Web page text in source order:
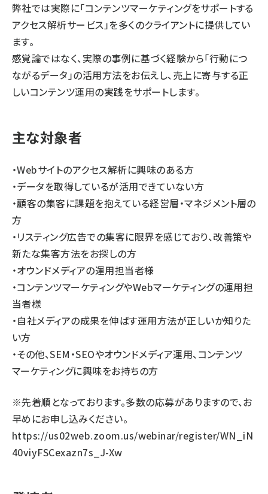
弊社では実際に「コンテンツマーケティングをサポートする
アクセス解析サービス」を多くのクライアントに提供してい
ます。
感覚論ではなく、実際の事例に基づく経験から「行動につ
ながるデータ」の活用方法をお伝えし、売上に寄与する正
しいコンテンツ運用の実践をサポートします。
主な対象者
・Webサイトのアクセス解析に興味のある方
・データを取得しているが活用できていない方
・顧客の集客に課題を抱えている経営層・マネジメント層の
方
・リスティング広告での集客に限界を感じており、改善策や
新たな集客方法をお探しの方
・オウンドメディアの運用担当者様
・コンテンツマーケティングやWebマーケティングの運用担
当者様
・自社メディアの成果を伸ばす運用方法が正しいか知りた
い方
・その他、SEM・SEOやオウンドメディア運用、コンテンツ
マーケティングに興味をお持ちの方
※先着順となっております。多数の応募がありますので、お
早めにお申し込みください。
https://us02web.zoom.us/webinar/register/WN_iN
40viyFSCexazn7s_J-Xw